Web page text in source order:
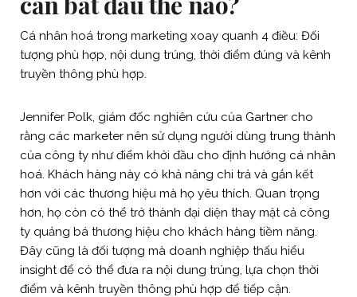
Cá nhân hoá trong marketing xoay quanh 4 điều: Đối
tượng phù hợp, nội dung trúng, thời điểm đúng và kênh
truyền thông phù hợp.
Jennifer Polk, giám đốc nghiên cứu của Gartner cho
rằng các marketer nên sử dụng người dùng trung thành
của công ty như điểm khởi đầu cho định hướng cá nhân
hoá. Khách hàng này có khả năng chi trả và gắn kết
hơn với các thương hiệu mà họ yêu thích. Quan trọng
hơn, họ còn có thể trở thành đại diện thay mặt cả công
ty quảng bá thương hiệu cho khách hàng tiềm năng.
Đây cũng là đối tượng mà doanh nghiệp thấu hiểu
insight để có thể đưa ra nội dung trúng, lựa chọn thời
điểm và kênh truyền thông phù hợp để tiếp cận.